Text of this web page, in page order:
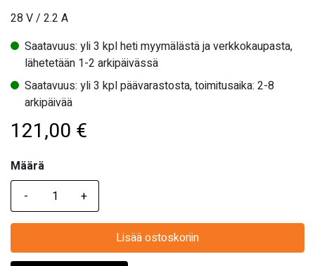
28 V / 2.2 A
Saatavuus: yli 3 kpl heti myymälästä ja verkkokaupasta,
lähetetään 1-2 arkipäivässä
Saatavuus: yli 3 kpl päävarastosta, toimitusaika: 2-8
arkipäivää
121,00 €
Määrä
Määrä
Lisää ostoskoriin